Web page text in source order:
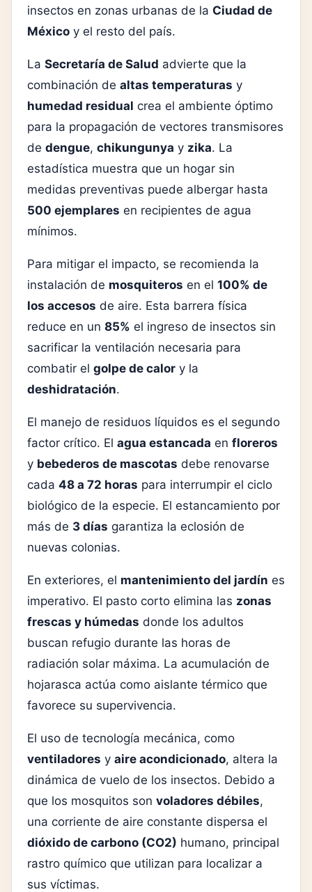
insectos en zonas urbanas de la Ciudad de
México y el resto del país.
La Secretaría de Salud advierte que la
combinación de altas temperaturas y
humedad residual crea el ambiente óptimo
para la propagación de vectores transmisores
de dengue, chikungunya y zika. La
estadística muestra que un hogar sin
medidas preventivas puede albergar hasta
500 ejemplares en recipientes de agua
mínimos.
Para mitigar el impacto, se recomienda la
instalación de mosquiteros en el 100% de
los accesos de aire. Esta barrera física
reduce en un 85% el ingreso de insectos sin
sacrificar la ventilación necesaria para
combatir el golpe de calor y la
deshidratación.
El manejo de residuos líquidos es el segundo
factor crítico. El agua estancada en floreros
y bebederos de mascotas debe renovarse
cada 48 a 72 horas para interrumpir el ciclo
biológico de la especie. El estancamiento por
más de 3 días garantiza la eclosión de
nuevas colonias.
En exteriores, el mantenimiento del jardín es
imperativo. El pasto corto elimina las zonas
frescas y húmedas donde los adultos
buscan refugio durante las horas de
radiación solar máxima. La acumulación de
hojarasca actúa como aislante térmico que
favorece su supervivencia.
El uso de tecnología mecánica, como
ventiladores y aire acondicionado, altera la
dinámica de vuelo de los insectos. Debido a
que los mosquitos son voladores débiles,
una corriente de aire constante dispersa el
dióxido de carbono (CO2) humano, principal
rastro químico que utilizan para localizar a
sus víctimas.